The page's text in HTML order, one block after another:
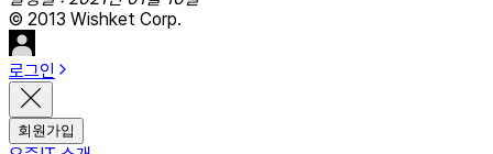
© 2013 Wishket Corp.
로그인
회원가입